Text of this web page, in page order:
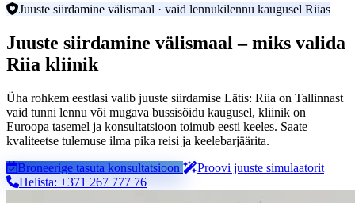
Juuste siirdamine välismaal · vaid lennukilennu kaugusel Riias
Juuste siirdamine välismaal – miks valida
Riia kliinik
Üha rohkem eestlasi valib juuste siirdamise Lätis: Riia on Tallinnast
vaid tunni lennu või mugava bussisõidu kaugusel, kliinik on
Euroopa tasemel ja konsultatsioon toimub eesti keeles. Saate
kvaliteetse tulemuse ilma pika reisi ja keelebarjäärita.
Broneerige tasuta konsultatsioon
Proovi juuste simulaatorit
Helista: +371 267 777 76